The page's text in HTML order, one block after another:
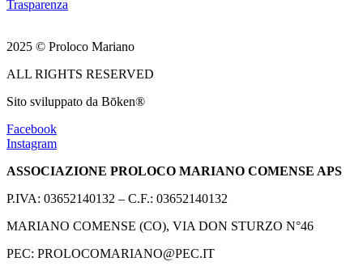
Trasparenza
2025 © Proloco Mariano
ALL RIGHTS RESERVED
Sito sviluppato da Bōken®
Facebook
Instagram
ASSOCIAZIONE PROLOCO MARIANO COMENSE APS
P.IVA: 03652140132 – C.F.: 03652140132
MARIANO COMENSE (CO), VIA DON STURZO N°46
PEC: PROLOCOMARIANO@PEC.IT